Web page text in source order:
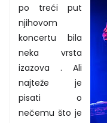
po treći put
njihovom
koncertu bila
neka vrsta
izazova . Ali
najteže je
pisati o
nečemu što je